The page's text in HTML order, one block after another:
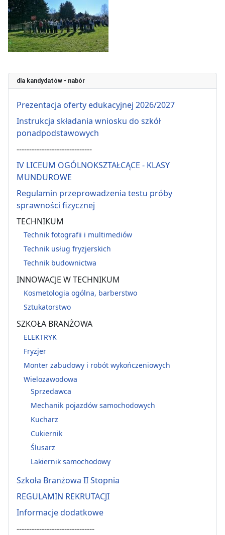
dla kandydatów - nabór
Prezentacja oferty edukacyjnej 2026/2027
Instrukcja składania wniosku do szkół
ponadpodstawowych
------------------------------
IV LICEUM OGÓLNOKSZTAŁCĄCE - KLASY
MUNDUROWE
Regulamin przeprowadzenia testu próby
sprawności fizycznej
TECHNIKUM
Technik fotografii i multimediów
Technik usług fryzjerskich
Technik budownictwa
INNOWACJE W TECHNIKUM
Kosmetologia ogólna, barberstwo
Sztukatorstwo
SZKOŁA BRANŻOWA
ELEKTRYK
Fryzjer
Monter zabudowy i robót wykończeniowych
Wielozawodowa
Sprzedawca
Mechanik pojazdów samochodowych
Kucharz
Cukiernik
Ślusarz
Lakiernik samochodowy
Szkoła Branżowa II Stopnia
REGULAMIN REKRUTACJI
Informacje dodatkowe
-------------------------------